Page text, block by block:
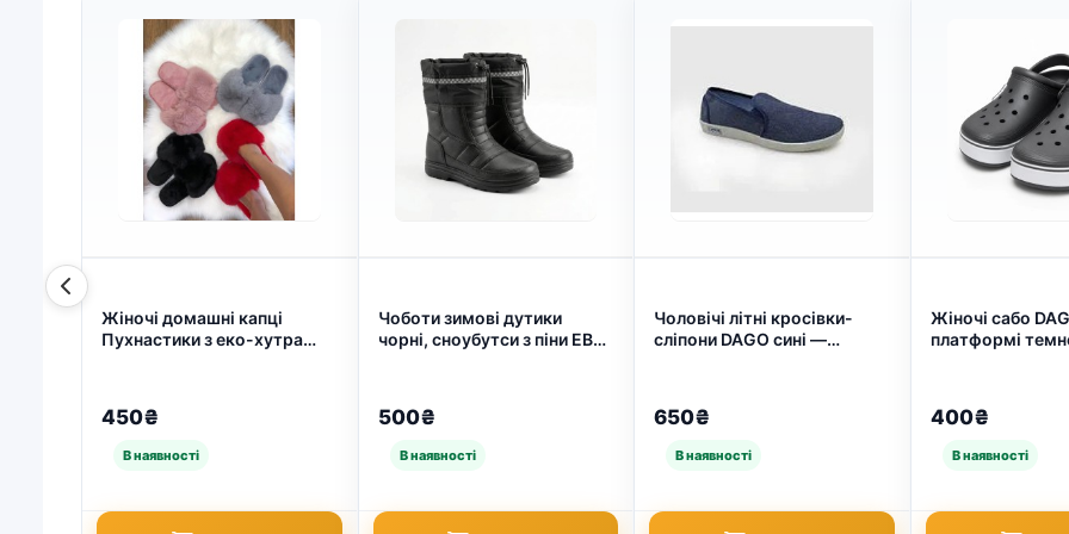
Жіночі домашні капці
Пухнастики з еко-хутра
450₴
Чоботи зимові дутики
чорні, сноубутси з піни ЕВА
500₴
Чоловічі літні кросівки-
сліпони DAGO сині —
650₴
Жіночі сабо
платформі
400₴